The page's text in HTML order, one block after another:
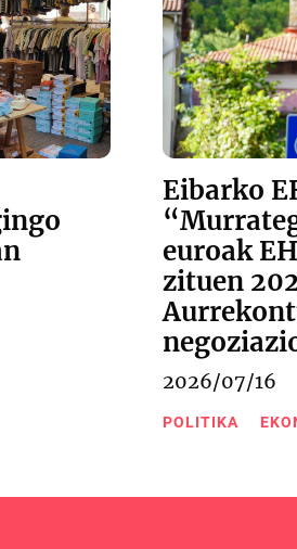
Eibarko
euroak
zituen
2026/07/16
POLITIKA